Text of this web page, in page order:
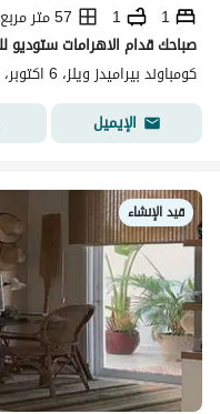
1
1
57 متر مربع
كومباوند بيراميدز ويلز، 6 اكتوبر، الجيزة
الإيميل
قيد الإنشاء